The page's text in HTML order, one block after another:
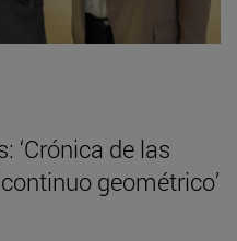
‘Crónica de las
geométrico’